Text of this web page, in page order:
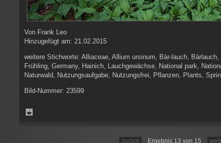
Von Frank Leo
Hinzugefügt am:21.02.2015
weitere Stichworte:Alliaceae, Allium ursinum, Bär-lauch,
Frühling, Germany, Hainich, Lauchgewächse, National park,
Naturwald, Nutzungsaufgabe, Nutzungsfrei, Pflanzen, Plants,
Bild-Nummer:23599
zurück Ergebnis 13 von 15